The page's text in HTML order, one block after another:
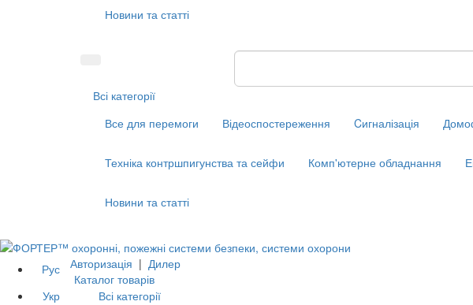
Новини та статті
Всі категорії
Все для перемоги
Відеоспостереження Cигналізація
Техніка контршпигунства та сейфи Комп'ютерне обладнання
Новини та статті
Рус
Укр
Авторизація | Дилер
Каталог товарів
Всі категорії